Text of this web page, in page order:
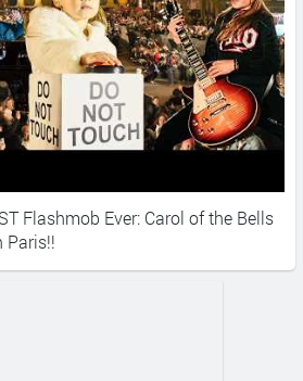
Flashmob Ever: Carol of the Bells
Paris!!